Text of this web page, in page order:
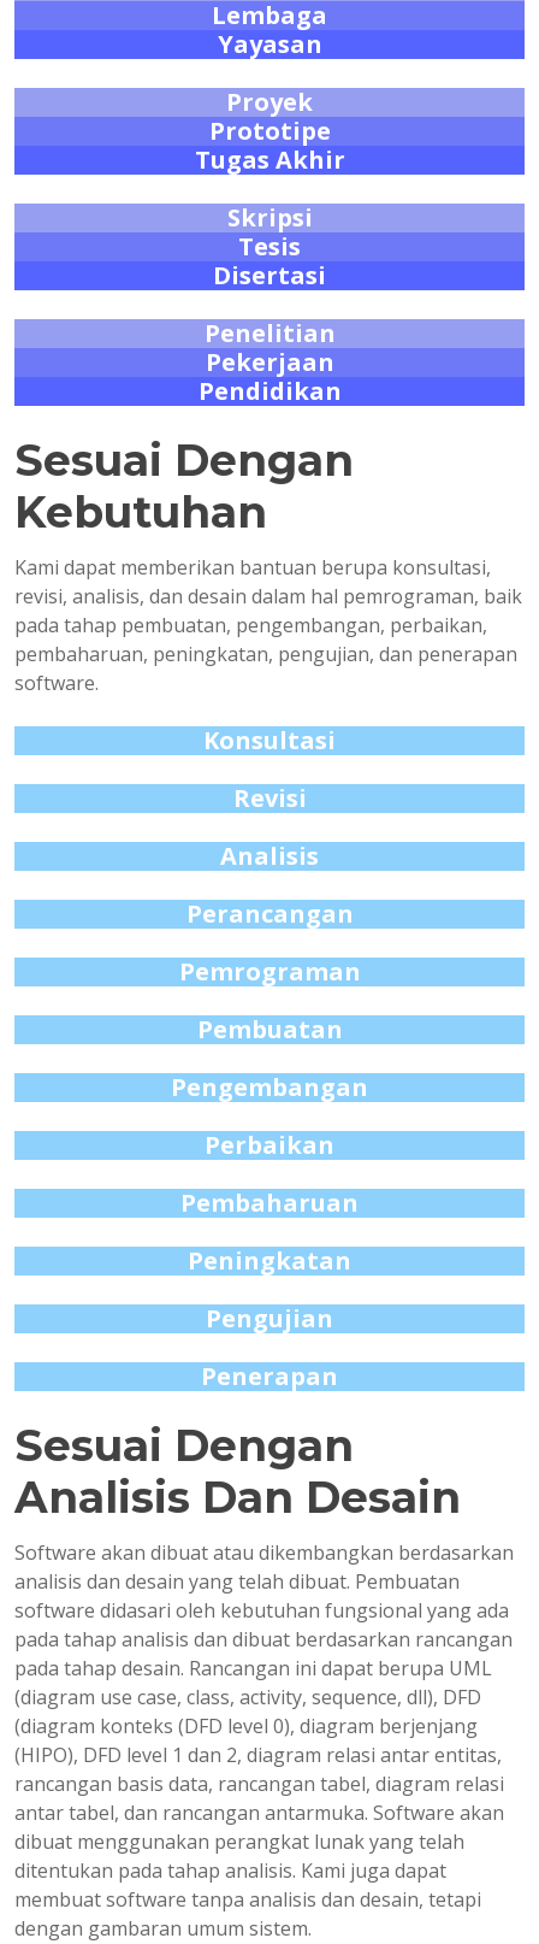
Lembaga
Yayasan
Proyek
Prototipe
Tugas Akhir
Skripsi
Tesis
Disertasi
Penelitian
Pekerjaan
Pendidikan
Sesuai Dengan
Kebutuhan
Kami dapat memberikan bantuan berupa konsultasi,
revisi, analisis, dan desain dalam hal pemrograman, baik
pada tahap pembuatan, pengembangan, perbaikan,
pembaharuan, peningkatan, pengujian, dan penerapan
software.
Konsultasi
Revisi
Analisis
Perancangan
Pemrograman
Pembuatan
Pengembangan
Perbaikan
Pembaharuan
Peningkatan
Pengujian
Penerapan
Sesuai Dengan
Analisis Dan Desain
Software akan dibuat atau dikembangkan berdasarkan
analisis dan desain yang telah dibuat. Pembuatan
software didasari oleh kebutuhan fungsional yang ada
pada tahap analisis dan dibuat berdasarkan rancangan
pada tahap desain. Rancangan ini dapat berupa UML
(diagram use case, class, activity, sequence, dll), DFD
(diagram konteks (DFD level 0), diagram berjenjang
(HIPO), DFD level 1 dan 2, diagram relasi antar entitas,
rancangan basis data, rancangan tabel, diagram relasi
antar tabel, dan rancangan antarmuka. Software akan
dibuat menggunakan perangkat lunak yang telah
ditentukan pada tahap analisis. Kami juga dapat
membuat software tanpa analisis dan desain, tetapi
dengan gambaran umum sistem.